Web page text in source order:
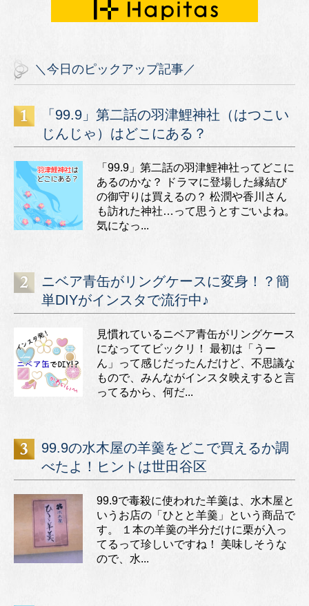
＼今日のピックアップ記事／
「99.9」第二話の羽津鯉神社（はつこい
じんじゃ）はどこにある？
「99.9」第二話の羽津鯉神社ってどこに
あるのかな？ ドラマに登場した縁結び
の御守りは買えるの？ 松潤や香川さん
も訪れた神社…って思うとすごいよね。
気になっ...
ニベア青缶がリングケースに変身！？簡
単DIYがインスタで流行中♪
見慣れているニベア青缶がリングケース
になっててビックリ！ 最初は「うー
ん」って感じだったんだけど、不思議な
もので、みんながインスタ映えすると言
ってるから、何だ...
99.9の水木屋の羊羹をどこで買えるか調
べたよ！ヒントは世田谷区
99.9で毒殺に使われた羊羹は、水木屋と
いうお店の「ひとと羊羹」という商品で
す。 １本の羊羹の半分だけに栗が入っ
てるって珍しいですね！ 美味しそうな
ので、水...